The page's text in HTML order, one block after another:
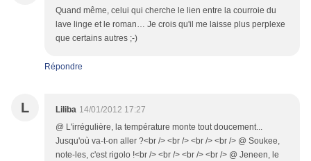
Quand même, celui qui cherche le lien entre la courroie du
lave linge et le roman… Je crois qu'il me laisse plus perplexe
que certains autres ;-)
Répondre
L Liliba 14/01/2012 17:27
@ L'irrégulière, la température monte tout doucement...
Jusqu'où va-t-on aller ?<br /> <br /> <br /> <br /> @ Soukee,
note-les, c'est rigolo !<br /> <br /> <br /> <br /> @ Jeneen, le